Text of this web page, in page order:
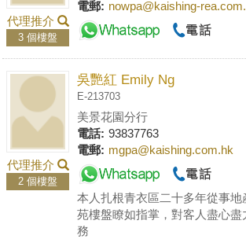
代理推介
3 個樓盤
電郵: nowpa@kaishing-
代理推介
2 個樓盤
吳艷紅 Emily Ng
E-213703
美景花園分行
電話: 93837763
電郵: mgpa@kaishing.com.hk
本人扎根青衣區二十多年從事地
苑樓盤瞭如指掌，對客人盡心盡
務